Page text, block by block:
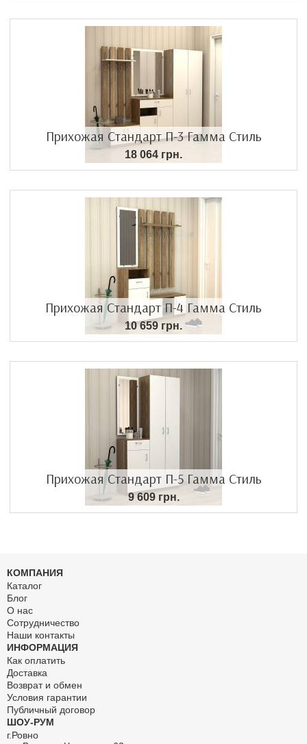
Прихожая Стандарт П-3 Гамма Стиль
18 064 грн.
Прихожая Стандарт П-4 Гамма Стиль
10 659 грн.
Прихожая Стандарт П-5 Гамма Стиль
9 609 грн.
КОМПАНИЯ
Каталог
Блог
О нас
Сотрудничество
Наши контакты
ИНФОРМАЦИЯ
Как оплатить
Доставка
Возврат и обмен
Условия гарантии
Публичный договор
ШОУ-РУМ
г.Ровно